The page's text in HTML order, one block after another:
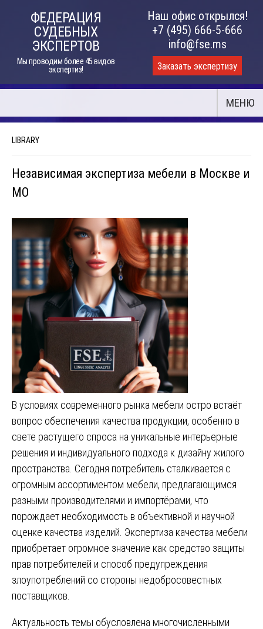
ФЕДЕРАЦИЯ
СУДЕБНЫХ
ЭКСПЕРТОВ
Мы проводим более 45 видов
экспертиз!
Наш офис открылся!
+7 (495) 666-5-666
info@fse.ms
Заказать экспертизу
МЕНЮ
LIBRARY
Независимая экспертиза мебели в Москве и
МО
В условиях современного рынка мебели остро встаёт
вопрос обеспечения качества продукции, особенно в
свете растущего спроса на уникальные интерьерные
решения и индивидуального подхода к дизайну жилого
пространства. Сегодня потребитель сталкивается с
огромным ассортиментом мебели, предлагающимся
разными производителями и импортёрами, что
порождает необходимость в объективной и научной
оценке качества изделий. Экспертиза качества мебели
приобретает огромное значение как средство защиты
прав потребителей и способ предупреждения
злоупотреблений со стороны недобросовестных
поставщиков.
Актуальность темы обусловлена многочисленными